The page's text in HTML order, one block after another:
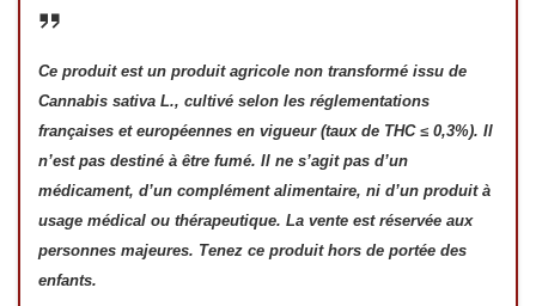
Ce produit est un produit agricole non transformé issu de
Cannabis sativa L., cultivé selon les réglementations
françaises et européennes en vigueur (taux de THC ≤ 0,3%). Il
n’est pas destiné à être fumé. Il ne s’agit pas d’un
médicament, d’un complément alimentaire, ni d’un produit à
usage médical ou thérapeutique. La vente est réservée aux
personnes majeures. Tenez ce produit hors de portée des
enfants.